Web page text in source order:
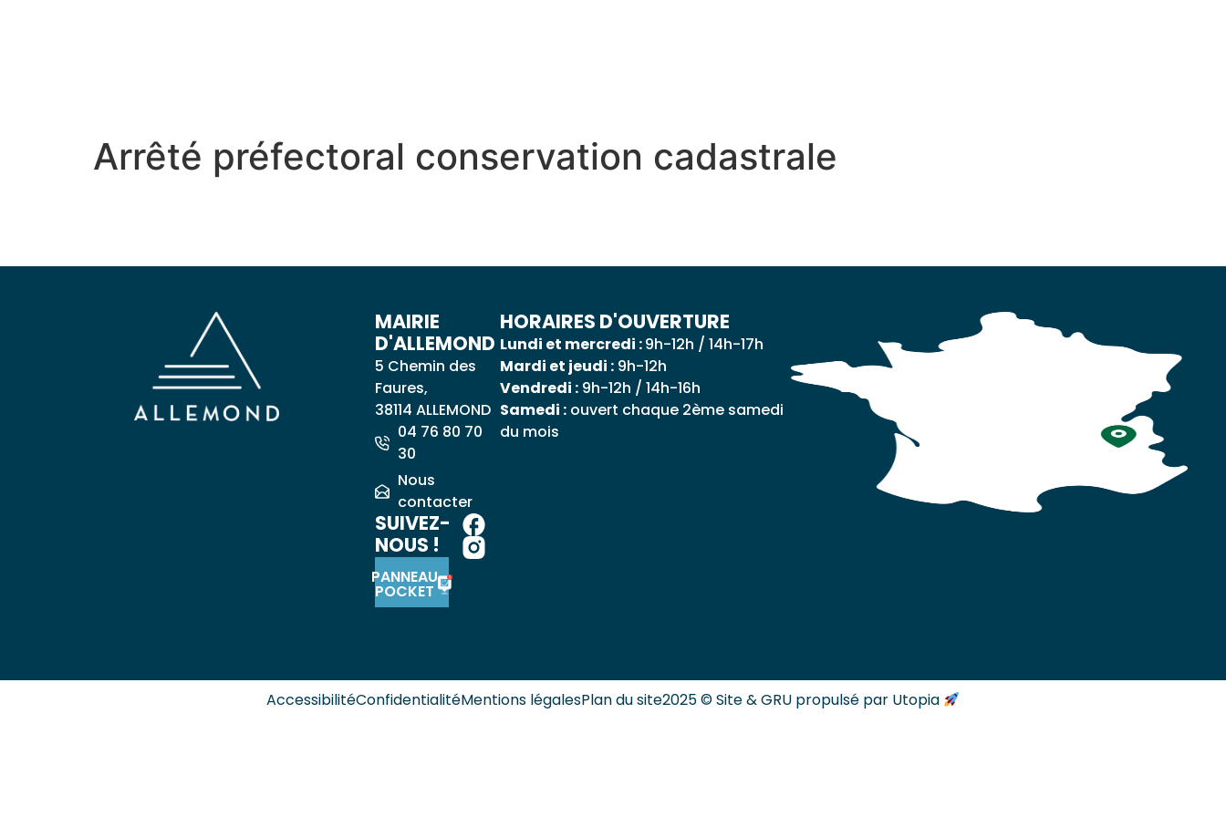
Arrêté préfectoral conservation cadastrale
MAIRIE
D'ALLEMOND
5 Chemin des
Faures,
38114 ALLEMOND
04 76 80 70
30
Nous
contacter
SUIVEZ-
NOUS !
PANNEAU
POCKET
HORAIRES D'OUVERTURE
Lundi et mercredi :9h-12h / 14h-17h
Mardi et jeudi :9h-12h
Vendredi :9h-12h / 14h-16h
Samedi :ouvert chaque 2ème samedi
du mois
AccessibilitéConfidentialitéMentions légalesPlan du site2025 © Site & GRU propulsé par Utopia